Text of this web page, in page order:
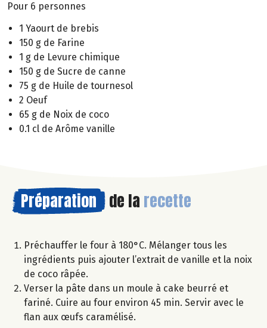
Pour 6 personnes
1 Yaourt de brebis
150 g de Farine
1 g de Levure chimique
150 g de Sucre de canne
75 g de Huile de tournesol
2 Oeuf
65 g de Noix de coco
0.1 cl de Arôme vanille
Préparation de la recette
Préchauffer le four à 180°C. Mélanger tous les
ingrédients puis ajouter l’extrait de vanille et la noix
de coco râpée.
Verser la pâte dans un moule à cake beurré et
fariné. Cuire au four environ 45 min. Servir avec le
flan aux œufs caramélisé.